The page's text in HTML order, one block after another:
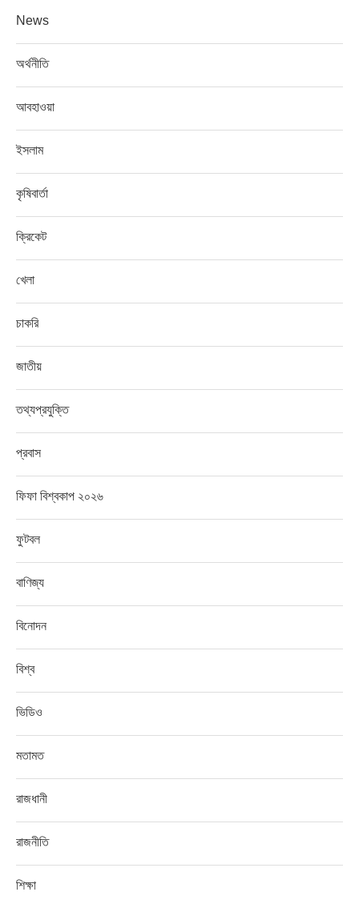
News
অর্থনীতি
আবহাওয়া
ইসলাম
কৃষিবার্তা
ক্রিকেট
খেলা
চাকরি
জাতীয়
তথ্যপ্রযুক্তি
প্রবাস
ফিফা বিশ্বকাপ ২০২৬
ফুটবল
বাণিজ্য
বিনোদন
বিশ্ব
ভিডিও
মতামত
রাজধানী
রাজনীতি
শিক্ষা